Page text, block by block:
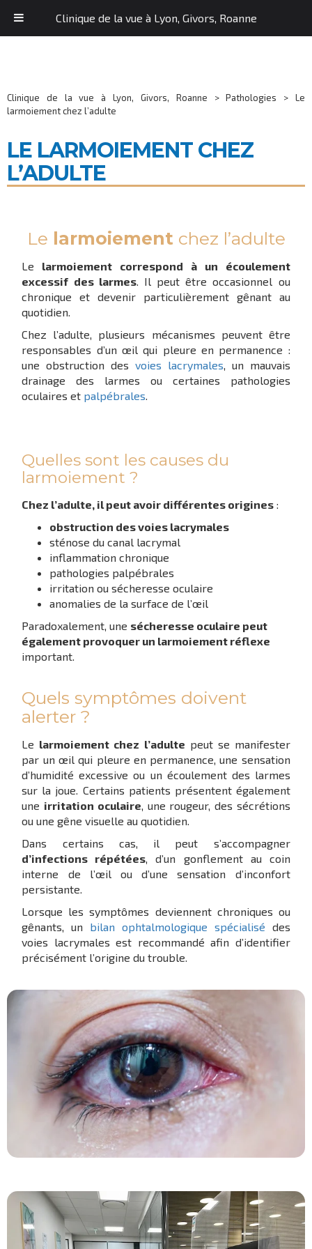
Clinique de la vue à Lyon, Givors, Roanne >Pathologies >Le
larmoiement chez l’adulte
LE LARMOIEMENT CHEZ
L’ADULTE
Le larmoiementchez l’adulte
Le larmoiement correspond à un écoulement
excessif des larmes. Il peut être occasionnel ou
chronique et devenir particulièrement gênant au
quotidien.
Chez l’adulte, plusieurs mécanismes peuvent être
responsables d’un œil qui pleure en permanence :
une obstruction des voies lacrymales, un mauvais
drainage des larmes ou certaines pathologies
oculaires et palpébrales.
Quelles sont les causes du
larmoiement ?
Chez l’adulte, il peut avoir différentes origines :
obstruction des voies lacrymales
sténose du canal lacrymal
inflammation chronique
pathologies palpébrales
irritation ou sécheresse oculaire
anomalies de la surface de l’œil
Paradoxalement, une sécheresse oculaire peut
également provoquer un larmoiement réflexe
important.
Quels symptômes doivent
alerter ?
Le larmoiement chez l’adulte peut se manifester
par un œil qui pleure en permanence, une sensation
d’humidité excessive ou un écoulement des larmes
sur la joue. Certains patients présentent également
une irritation oculaire, une rougeur, des sécrétions
ou une gêne visuelle au quotidien.
Dans certains cas, il peut s’accompagner
d’infections répétées, d’un gonflement au coin
interne de l’œil ou d’une sensation d’inconfort
persistante.
Lorsque les symptômes deviennent chroniques ou
gênants, un bilan ophtalmologique spécialisé des
voies lacrymales est recommandé afin d’identifier
précisément l’origine du trouble.
Clinique de la vue à Lyon, Givors, Roanne